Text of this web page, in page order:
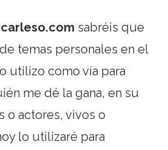
carleso.com sabréis que
temas personales en el
utilizo como vía para
me dé la gana, en su
o actores, vivos o
lo utilizaré para